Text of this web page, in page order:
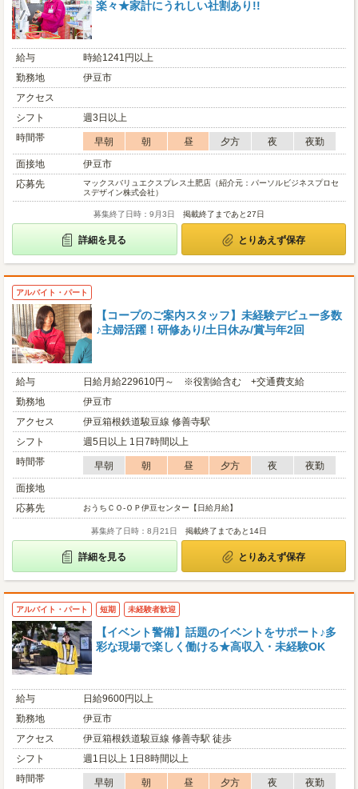
楽々★家計にうれしい社割あり!!
給与
時給1241円以上
勤務地
伊豆市
アクセス
シフト
週3日以上
時間帯
早朝 朝 昼 夕方 夜
夜勤
面接地
伊豆市
応募先
マックスバリュエクスプレス土肥店（紹介元：パーソルビジネスプロセ
スデザイン株式会社）
募集終了日時：9月3日 掲載終了まであと27日
詳細を見る とりあえず保存
アルバイト・パート
【コープのご案内スタッフ】未経験デビュー多数
♪主婦活躍！研修あり/土日休み/賞与年2回
給与
日給月給229610円～ ※役割給含む +交通費支給
勤務地
伊豆市
アクセス
伊豆箱根鉄道駿豆線 修善寺駅
シフト
週5日以上 1日7時間以上
時間帯
早朝 朝 昼 夕方 夜
夜勤
面接地
応募先
おうちＣＯ-ＯＰ伊豆センター【日給月給】
募集終了日時：8月21日 掲載終了まであと14日
詳細を見る とりあえず保存
アルバイト・パート 短期 未経験者歓迎
【イベント警備】話題のイベントをサポート♪多
彩な現場で楽しく働ける★高収入・未経験OK
給与
日給9600円以上
勤務地
伊豆市
アクセス
伊豆箱根鉄道駿豆線 修善寺駅 徒歩
シフト
週1日以上 1日8時間以上
時間帯
早朝 朝 昼 夕方 夜
夜勤